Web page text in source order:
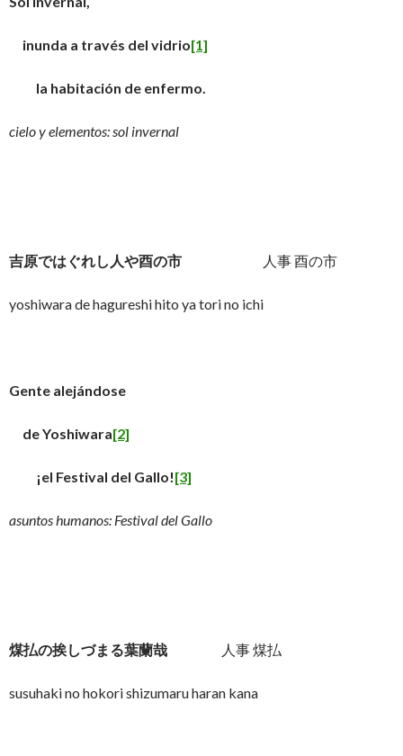
inunda a través del vidrio[1]
la habitación de enfermo.
cielo y elementos: sol invernal
吉原ではぐれし人や酉の市 人事 酉の市
yoshiwara de hagureshi hito ya tori no ichi
Gente alejándose
de Yoshiwara[2]
¡el Festival del Gallo![3]
asuntos humanos: Festival del Gallo
煤払の挨しづまる葉蘭哉 人事 煤払
susuhaki no hokori shizumaru haran kana